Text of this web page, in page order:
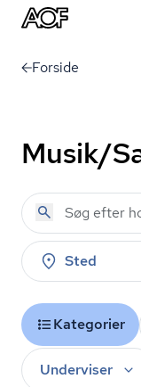
Forside
Musik/
Sted
Kategorier
Underviser